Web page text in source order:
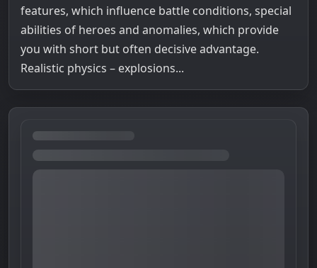
features, which influence battle conditions, special
abilities of heroes and anomalies, which provide
you with short but often decisive advantage.
Realistic physics – explosions...